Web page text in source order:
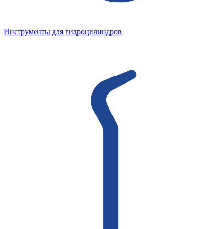
Инструменты для гидроцилиндров